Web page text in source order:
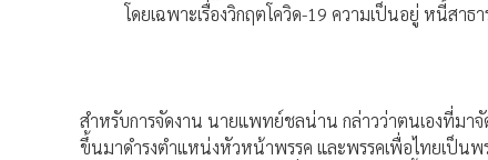
โดยเฉพาะเรื่องวิกฤตโควิด-19 ความเป็นอยู่ หนี้สา
สำหรับการจัดงาน นายแพทย์ชลน่าน กล่าวว่าตนเองที่มา
ขึ้นมาดำรงตำแหน่งหัวหน้าพรรค และพรรคเพื่อไทยเป็น